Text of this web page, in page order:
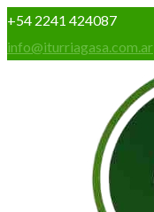
+54 2241 424087
info@iturriagasa.com.ar